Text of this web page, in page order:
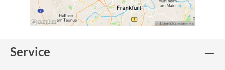
Service